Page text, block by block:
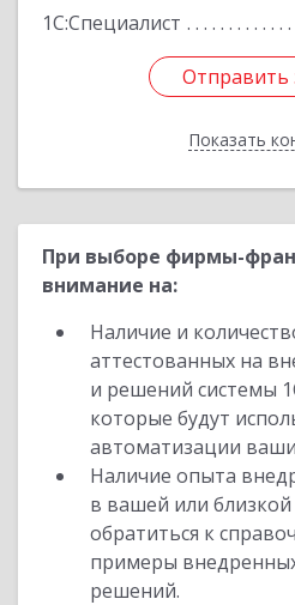
1С:Специалист
Отправить
Показать
Отправить
Назад
При выборе фирмы-
внимание на:
Наличие и
аттестованных на
и решений системы
которые будут
автоматизации
Наличие опыта
в вашей или
обратиться к
примеры
решений.